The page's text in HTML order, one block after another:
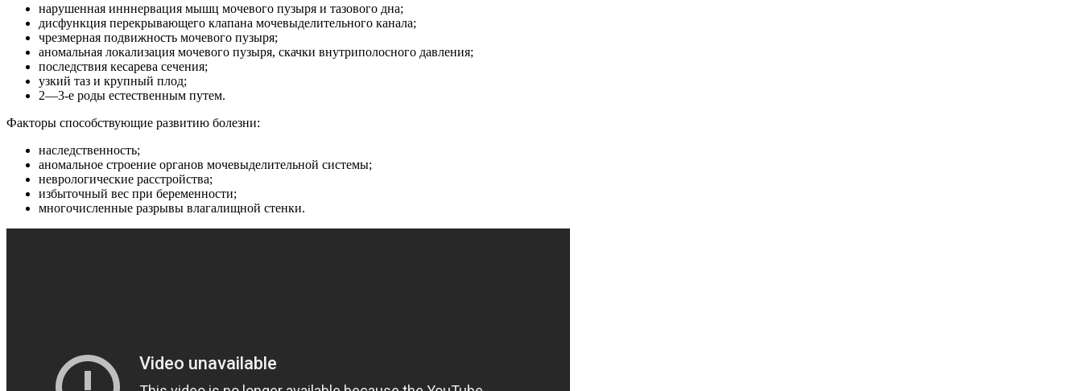
нарушенная инннервация мышц мочевого пузыря и тазового дна;
дисфункция перекрывающего клапана мочевыделительного канала;
чрезмерная подвижность мочевого пузыря;
аномальная локализация мочевого пузыря, скачки внутриполосного давления;
последствия кесарева сечения;
узкий таз и крупный плод;
2—3-е роды естественным путем.
Факторы способствующие развитию болезни:
наследственность;
аномальное строение органов мочевыделительной системы;
неврологические расстройства;
избыточный вес при беременности;
многочисленные разрывы влагалищной стенки.